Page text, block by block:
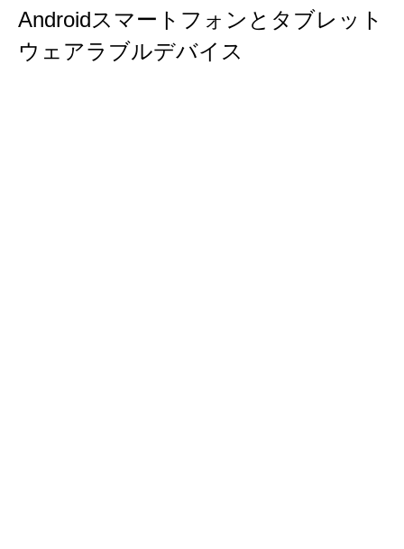
Androidスマートフォンとタブレット
ウェアラブルデバイス